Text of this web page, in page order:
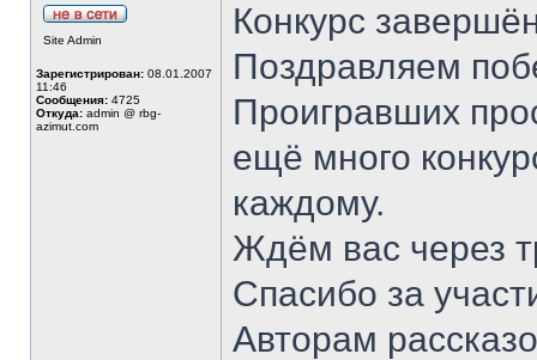
Site Admin
Зарегистрирован: 08.01.2007
11:46
Сообщения: 4725
Откуда: admin @ rbg-
azimut.com
Конкурс
Поздравляем
Проигравших
ещё много
каждому.
Ждём вас через
Спасибо за
Авторам